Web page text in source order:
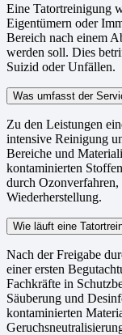
Eine Tatortreinigung
Eigentümern oder
Bereich nach einem
werden soll. Dies
Suizid oder Unfällen.
Was umfasst der
Zu den Leistungen
intensive Reinigung
Bereiche und
kontaminierten
durch
Wiederherstellung.
Wie läuft eine
Nach der Freigabe
einer ersten
Fachkräfte in
Säuberung und
kontaminierten